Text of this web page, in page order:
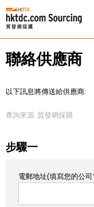
聯絡供應商
以下訊息將傳送給供應商:
查詢來源: 貿發網採購
步驟一
電郵地址(填寫您的公